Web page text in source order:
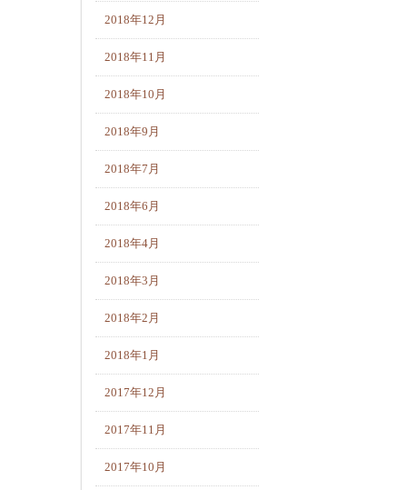
2018年12月
2018年11月
2018年10月
2018年9月
2018年7月
2018年6月
2018年4月
2018年3月
2018年2月
2018年1月
2017年12月
2017年11月
2017年10月